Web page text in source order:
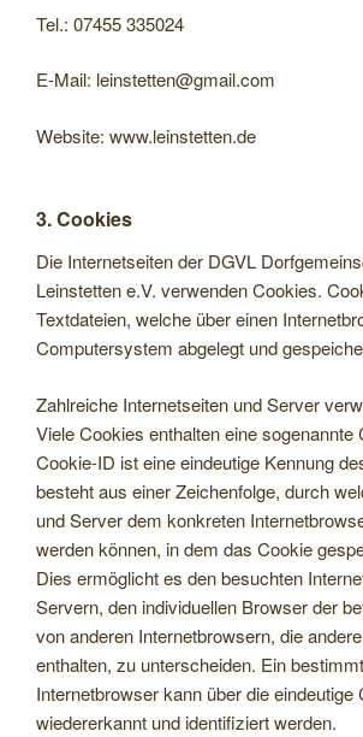
Tel.: 07455 335024
E-Mail: leinstetten@gmail.com
Website: www.leinstetten.de
3. Cookies
Die Internetseiten der DGVL
Leinstetten e.V. verwenden Cookies.
Textdateien, welche über einen
Computersystem abgelegt und
Zahlreiche Internetseiten und Server
Viele Cookies enthalten eine sogenannte
Cookie-ID ist eine eindeutige Kennung
besteht aus einer Zeichenfolge, durch
und Server dem konkreten
werden können, in dem das Cookie
Dies ermöglicht es den besuchten
Servern, den individuellen Browser der
von anderen Internetbrowsern, die
enthalten, zu unterscheiden. Ein
Internetbrowser kann über die eindeutige
wiedererkannt und identifiziert werden.